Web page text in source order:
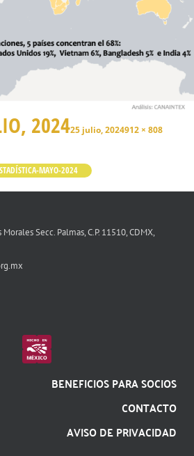
202425 julio, 2024912 × 808
MAYO-2024
Secc. Palmas, C.P. 11510, CDMX,
BENEFICIOS PARA SOCIOS
CONTACTO
AVISO DE PRIVACIDAD